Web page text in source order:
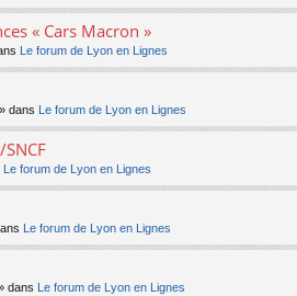
« Cars Macron »
Le forum de Lyon en Lignes
dans Le forum de Lyon en Lignes
Le forum de Lyon en Lignes
Le forum de Lyon en Lignes
dans Le forum de Lyon en Lignes